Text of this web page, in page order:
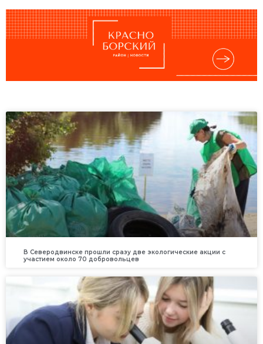
В Северодвинске прошли сразу две экологические акции с
участием около 70 добровольцев